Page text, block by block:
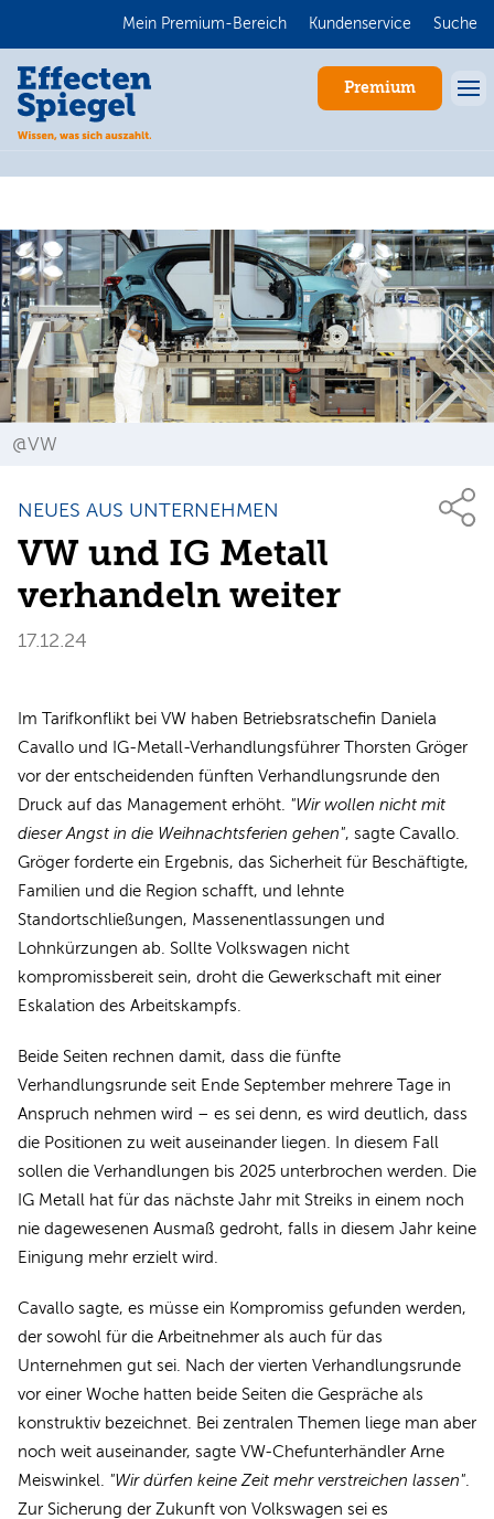
Mein Premium-Bereich Kundenservice Suche
Premium
@VW
NEUES AUS UNTERNEHMEN
VW und IG Metall
verhandeln weiter
17.12.24
Im Tarifkonflikt bei VW haben Betriebsratschefin Daniela
Cavallo und IG-Metall-Verhandlungsführer Thorsten Gröger
vor der entscheidenden fünften Verhandlungsrunde den
Druck auf das Management erhöht. "Wir wollen nicht mit
dieser Angst in die Weihnachtsferien gehen", sagte Cavallo.
Gröger forderte ein Ergebnis, das Sicherheit für Beschäftigte,
Familien und die Region schafft, und lehnte
Standortschließungen, Massenentlassungen und
Lohnkürzungen ab. Sollte Volkswagen nicht
kompromissbereit sein, droht die Gewerkschaft mit einer
Eskalation des Arbeitskampfs.
Beide Seiten rechnen damit, dass die fünfte
Verhandlungsrunde seit Ende September mehrere Tage in
Anspruch nehmen wird – es sei denn, es wird deutlich, dass
die Positionen zu weit auseinander liegen. In diesem Fall
sollen die Verhandlungen bis 2025 unterbrochen werden. Die
IG Metall hat für das nächste Jahr mit Streiks in einem noch
nie dagewesenen Ausmaß gedroht, falls in diesem Jahr keine
Einigung mehr erzielt wird.
Cavallo sagte, es müsse ein Kompromiss gefunden werden,
der sowohl für die Arbeitnehmer als auch für das
Unternehmen gut sei. Nach der vierten Verhandlungsrunde
vor einer Woche hatten beide Seiten die Gespräche als
konstruktiv bezeichnet. Bei zentralen Themen liege man aber
noch weit auseinander, sagte VW-Chefunterhändler Arne
Meiswinkel. "Wir dürfen keine Zeit mehr verstreichen lassen"
Zur Sicherung der Zukunft von Volkswagen sei es
Anmelden